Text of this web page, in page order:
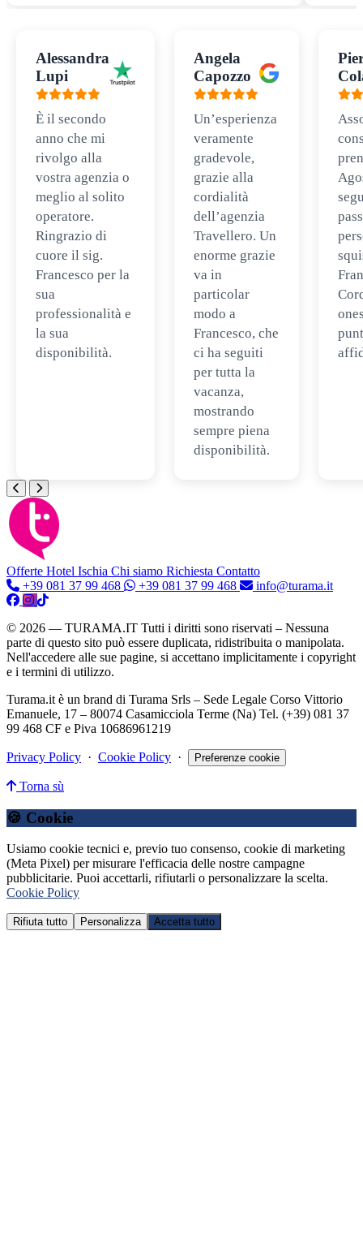
Alessandra
Lupi
È il secondo
anno che mi
rivolgo alla
vostra agenzia o
meglio al solito
operatore.
Ringrazio di
cuore il sig.
Francesco per la
sua
professionalità e
la sua
disponibilità.
Angela
Capozzo
Un’esperienza
veramente
gradevole,
grazie alla
cordialità
dell’agenzia
Travellero. Un
enorme grazie
va in
particolar
modo a
Francesco, che
ci ha seguiti
per tutta la
vacanza,
mostrando
sempre piena
disponibilità.
Offerte Hotel Ischia Chi siamo Richiesta Contatto
+39 081 37 99 468
+39 081 37 99 468 info@turama.it
© 2026 — TURAMA.IT Tutti i diritti sono riservati – Nessuna
parte di questo sito può essere duplicata, ridistribuita o manipolata.
Nell'accedere alle sue pagine, si accettano implicitamente i copyright
e i termini di utilizzo.
Turama.it è un brand di Turama Srls – Sede Legale Corso Vittorio
Emanuele, 17 – 80074 Casamicciola Terme (Na) Tel. (+39) 081 37
99 468 CF e Piva 10686961219
Privacy Policy · Cookie Policy · Preferenze cookie
Torna sù
🍪 Cookie
Usiamo cookie tecnici e, previo tuo consenso, cookie di marketing
(Meta Pixel) per misurare l'efficacia delle nostre campagne
pubblicitarie. Puoi accettarli, rifiutarli o personalizzare la scelta.
Cookie Policy
Rifiuta tutto Personalizza Accetta tutto